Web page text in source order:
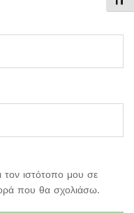
ιστότοπο μου σε
που θα σχολιάσω.